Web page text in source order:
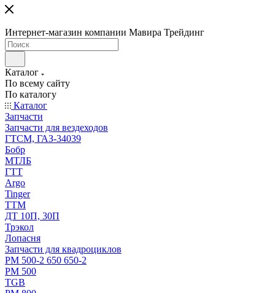
Интернет-магазин компании Мавира Трейдинг
Каталог
По всему сайту
По каталогу
Каталог
Запчасти
Запчасти для вездеходов
ГТСМ, ГАЗ-34039
Бобр
МТЛБ
ГТТ
Argo
Tinger
ТТМ
ДТ 10П, 30П
Трэкол
Лопасня
Запчасти для квадроциклов
РМ 500-2 650 650-2
РМ 500
TGB